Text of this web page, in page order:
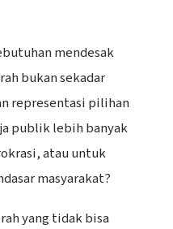
mendesak
bukan sekadar
representasi pilihan
publik lebih banyak
atau untuk
masyarakat?
yang tidak bisa